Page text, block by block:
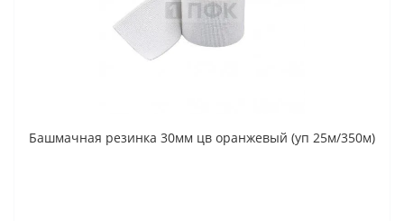
Башмачная резинка 30мм цв оранжевый (уп 25м/350м)